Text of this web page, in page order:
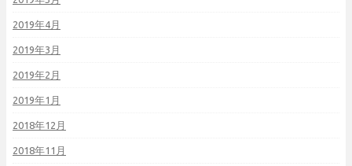
2019年4月
2019年3月
2019年2月
2019年1月
2018年12月
2018年11月